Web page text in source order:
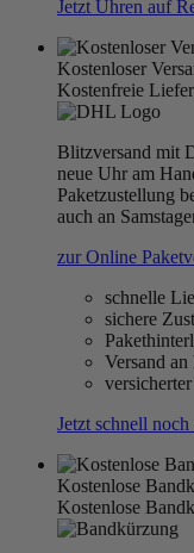
Jetzt Uhren auf
Kostenloser
Kostenfreie
Blitzversand mit
neue Uhr am
Paketzustellung
auch an
zur Online
schnelle
sichere
Versand
Jetzt schnell
Kostenlose
Kostenlose